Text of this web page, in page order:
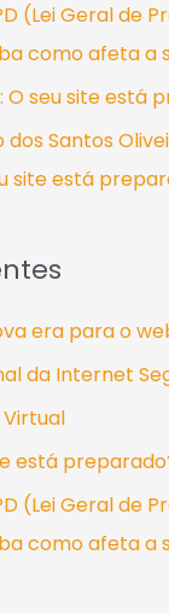
(Lei Geral de
como afeta a
O seu site está
dos Santos
site está
era para o
da Internet
Virtual
está
(Lei Geral de
como afeta a